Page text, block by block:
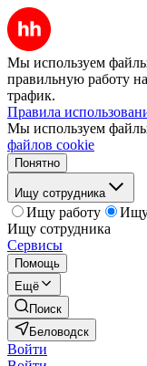
Мы используем
правильную работу
трафик.
Правила
Мы используем
файлов cookie
Понятно
Ищу сотрудника
Ищу работу
Ищу
Ищу сотрудника
Сервисы
Помощь
Ещё
Поиск
Беловодск
Войти